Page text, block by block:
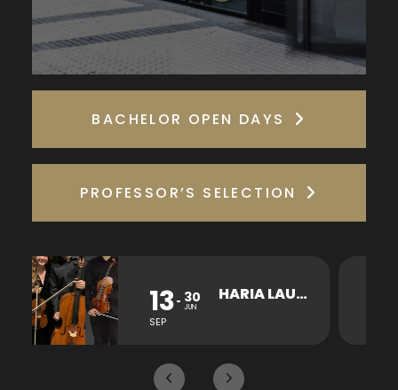
BACHELOR OPEN DAYS
PROFESSOR’S SELECTION
13
SEP
30
JUN
HARIA LAUKOTEA KONTZERTUA 26